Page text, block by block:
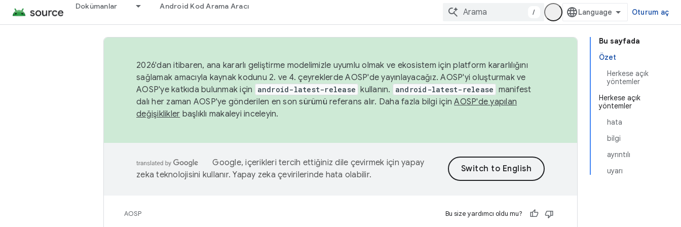
Dokümanlar Android Kod Arama Aracı
/ Oturum aç
Bu sayfada
Özet
Herkese açık
yöntemler
Herkese açık
yöntemler
hata
bilgi
ayrıntılı
uyarı
2026'dan itibaren, ana kararlı geliştirme modelimizle uyumlu olmak ve ekosistem için platform kararlılığını
sağlamak amacıyla kaynak kodunu 2. ve 4. çeyreklerde AOSP'de yayınlayacağız. AOSP'yi oluşturmak ve
AOSP'ye katkıda bulunmak için
android-latest-release kullanın. android-latest-release manifest
dalı her zaman AOSP'ye gönderilen en son sürümü referans alır. Daha fazla bilgi içinAOSP'de yapılan
değişiklikler başlıklı makaleyi inceleyin.
Google, içerikleri tercih ettiğiniz dile çevirmek için yapay
zeka teknolojisini kullanır. Yapay zeka çevirilerinde hata olabilir.
AOSP Bu size yardımcı oldu mu?